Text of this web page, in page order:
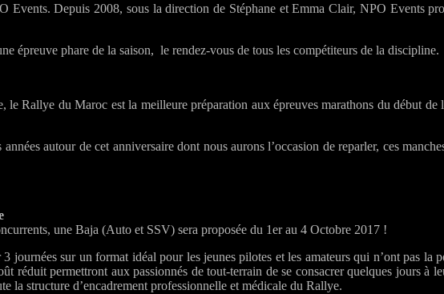
Depuis 2008, sous la direction de Stéphane et Emma Clair, NPO Events
épreuve phare de la saison, le rendez-vous de tous les compétiteurs de la discipline.
Rallye du Maroc est la meilleure préparation aux épreuves marathons du début
autour de cet anniversaire dont nous aurons l’occasion de reparler, ces
une Baja (Auto et SSV) sera proposée du 1er au 4 Octobre 2017 !
journées sur un format idéal pour les jeunes pilotes et les amateurs qui n’ont pas la
réduit permettront aux passionnés de tout-terrain de se consacrer quelques jours à
la structure d’encadrement professionnelle et médicale du Rallye.